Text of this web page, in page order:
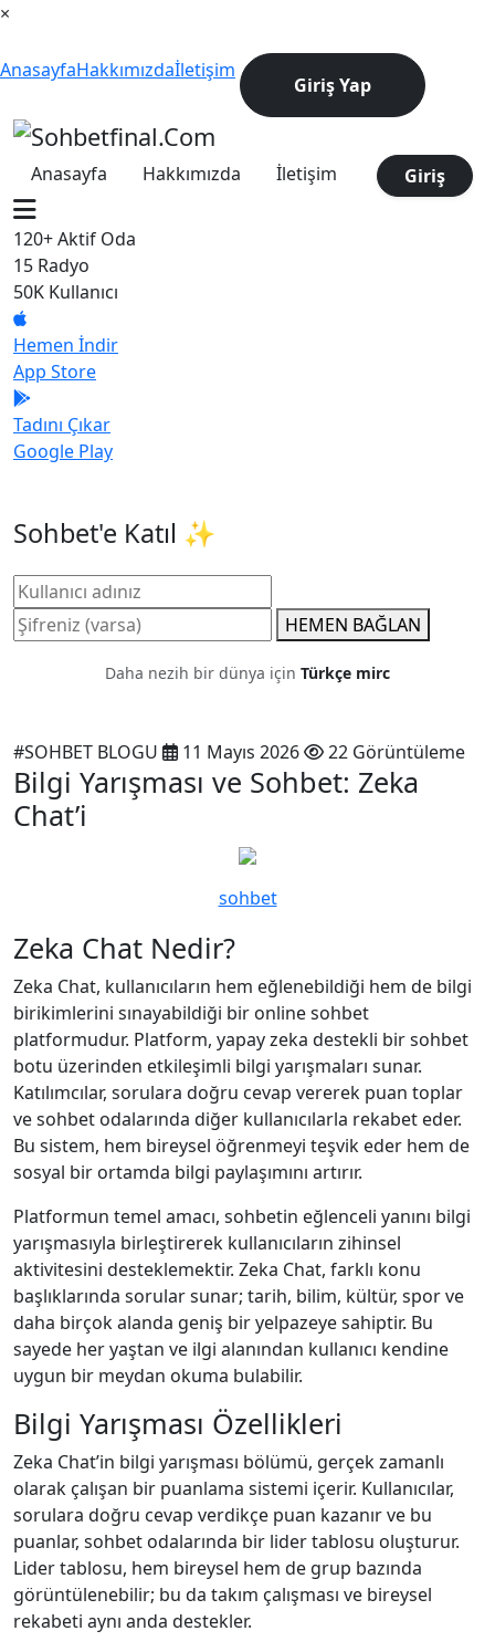
×
AnasayfaHakkımızdaİletişim
Giriş Yap
Anasayfa Hakkımızda İletişim Giriş
Sohbet'e Katıl ✨
HEMEN BAĞLAN
Daha nezih bir dünya için Türkçe mirc
120+Aktif Oda
15 Radyo
50K Kullanıcı
Hemen İndir
App Store
Tadını Çıkar
Google Play
#SOHBET BLOGU 11 Mayıs 2026 22 Görüntüleme
Bilgi Yarışması ve Sohbet: Zeka
Chat’i
sohbet
Zeka Chat Nedir?
Zeka Chat, kullanıcıların hem eğlenebildiği hem de bilgi
birikimlerini sınayabildiği bir online sohbet
platformudur. Platform, yapay zeka destekli bir sohbet
botu üzerinden etkileşimli bilgi yarışmaları sunar.
Katılımcılar, sorulara doğru cevap vererek puan toplar
ve sohbet odalarında diğer kullanıcılarla rekabet eder.
Bu sistem, hem bireysel öğrenmeyi teşvik eder hem de
sosyal bir ortamda bilgi paylaşımını artırır.
Platformun temel amacı, sohbetin eğlenceli yanını bilgi
yarışmasıyla birleştirerek kullanıcıların zihinsel
aktivitesini desteklemektir. Zeka Chat, farklı konu
başlıklarında sorular sunar; tarih, bilim, kültür, spor ve
daha birçok alanda geniş bir yelpazeye sahiptir. Bu
sayede her yaştan ve ilgi alanından kullanıcı kendine
uygun bir meydan okuma bulabilir.
Bilgi Yarışması Özellikleri
Zeka Chat’in bilgi yarışması bölümü, gerçek zamanlı
olarak çalışan bir puanlama sistemi içerir. Kullanıcılar,
sorulara doğru cevap verdikçe puan kazanır ve bu
puanlar, sohbet odalarında bir lider tablosu oluşturur.
Lider tablosu, hem bireysel hem de grup bazında
görüntülenebilir; bu da takım çalışması ve bireysel
rekabeti aynı anda destekler.